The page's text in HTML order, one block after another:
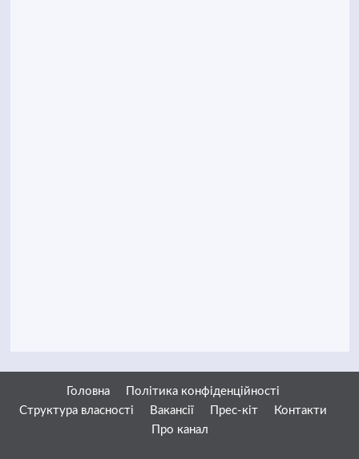
Головна
Політика конфіденційності
Структура власності
Вакансії Прес-кіт
Контакти
Про канал